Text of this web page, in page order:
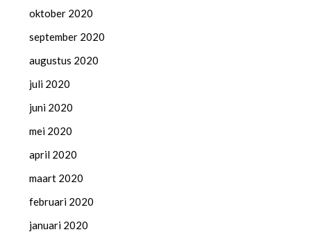
oktober 2020
september 2020
augustus 2020
juli 2020
juni 2020
mei 2020
april 2020
maart 2020
februari 2020
januari 2020